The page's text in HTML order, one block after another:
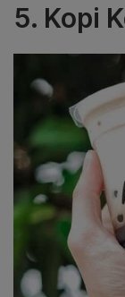
5. Kopi